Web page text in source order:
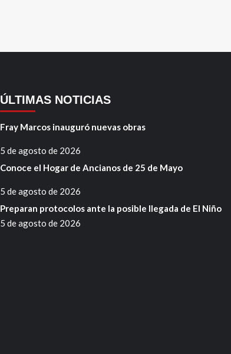
ÚLTIMAS NOTICIAS
Fray Marcos inauguró nuevas obras
5 de agosto de 2026
Conoce el Hogar de Ancianos de 25 de Mayo
5 de agosto de 2026
Preparan protocolos ante la posible llegada de El Niño
5 de agosto de 2026